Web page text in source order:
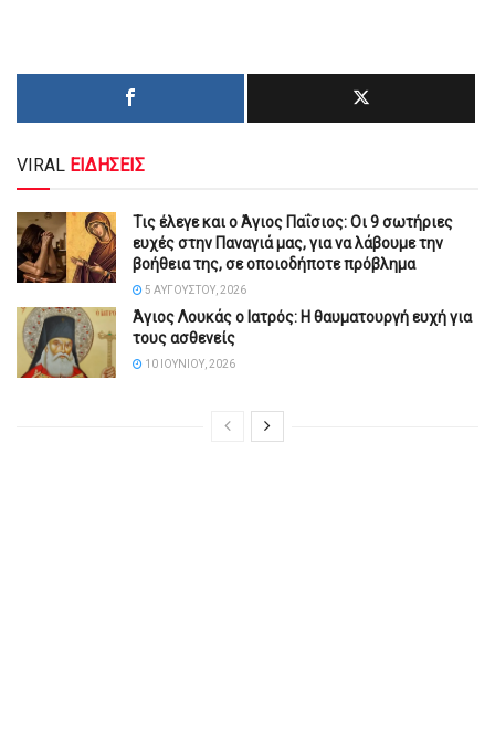
VIRAL ΕΙΔΗΣΕΙΣ
Τις έλεγε και ο Άγιος Παΐσιος: Οι 9 σωτήριες
ευχές στην Παναγιά μας, για να λάβουμε την
βοήθεια της, σε οποιοδήποτε πρόβλημα
5 ΑΥΓΟΎΣΤΟΥ, 2026
Άγιος Λουκάς ο Ιατρός: Η θαυματουργή ευχή για
τους ασθενείς
10 ΙΟΥΝΊΟΥ, 2026